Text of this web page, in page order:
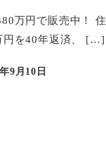
万円で販売中！ 住
円を40年返済、 […]
9月10日